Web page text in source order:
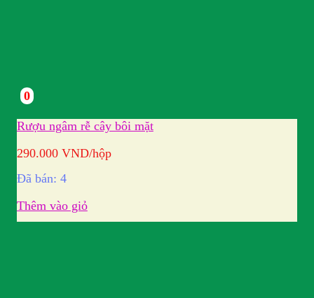
0
Rượu ngâm rễ cây bôi mặt
290.000 VND/hộp
Đã bán: 4
Thêm vào giỏ